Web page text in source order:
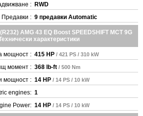
: RWD
: 9 предавки Automatic
AMG 43 EQ Boost SPEEDSHIFT MCT 9G
характеристики
мощност : 415 HP / 421 PS / 310 kW
момент : 368 lb-ft / 500 Nm
мощност : 14 HP / 14 PS / 10 kW
engines: 1
Power: 14 HP / 14 PS / 10 kW